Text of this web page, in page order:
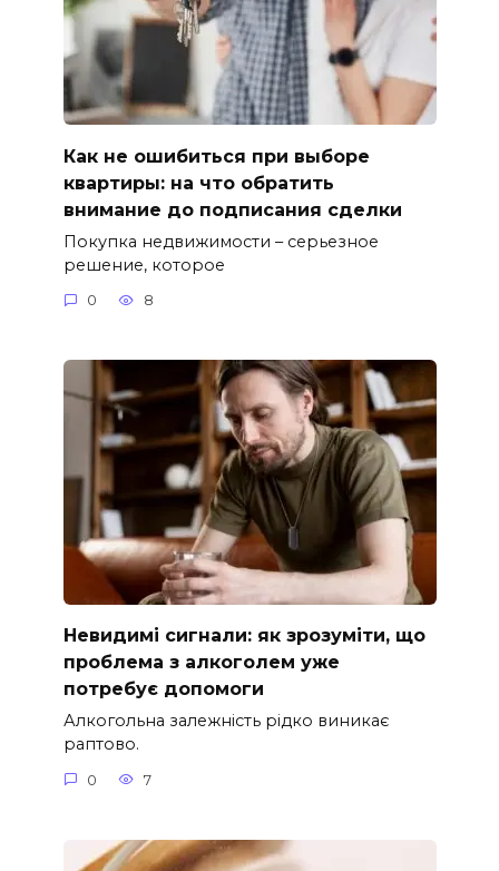
Как не ошибиться при выборе
квартиры: на что обратить
внимание до подписания сделки
Покупка недвижимости – серьезное
решение, которое
0 8
Невидимі сигнали: як зрозуміти, що
проблема з алкоголем уже
потребує допомоги
Алкогольна залежність рідко виникає
раптово.
0 7